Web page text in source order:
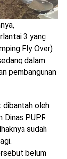
3 yang
Fly Over)
dalam
pembangunan
dibantah oleh
Dinas PUPR
sudah
belum